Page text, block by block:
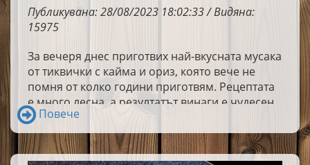
Публикувана: 28/08/2023 18:02:33 / Видяна:
15975
За вечеря днес приготвих най-вкусната мусака
от тиквички с кайма и ориз, която вече не
помня от колко години приготвям. Рецептата
е много лесна, а резултатът винаги е чудесен.
Много обичаме това ястие у дома. Лично аз
обичам всички рецепти с тиквички, а тази
мусака ми е една от любимите.
Повече